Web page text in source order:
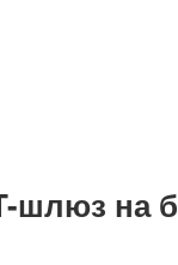
шлюз на